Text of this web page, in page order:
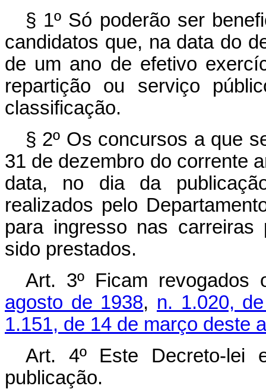
§ 1º Só poderão ser
candidatos que, na data do
de um ano de efetivo
repartição ou serviço
classificação.
§ 2º Os concursos a que
31 de dezembro do corrente
data, no dia da
realizados pelo
para ingresso nas
sido prestados.
Art. 3º Ficam
agosto de 1938, n. 1.020,
1.151, de 14 de março deste
Art. 4º Este Decreto-lei
publicação.